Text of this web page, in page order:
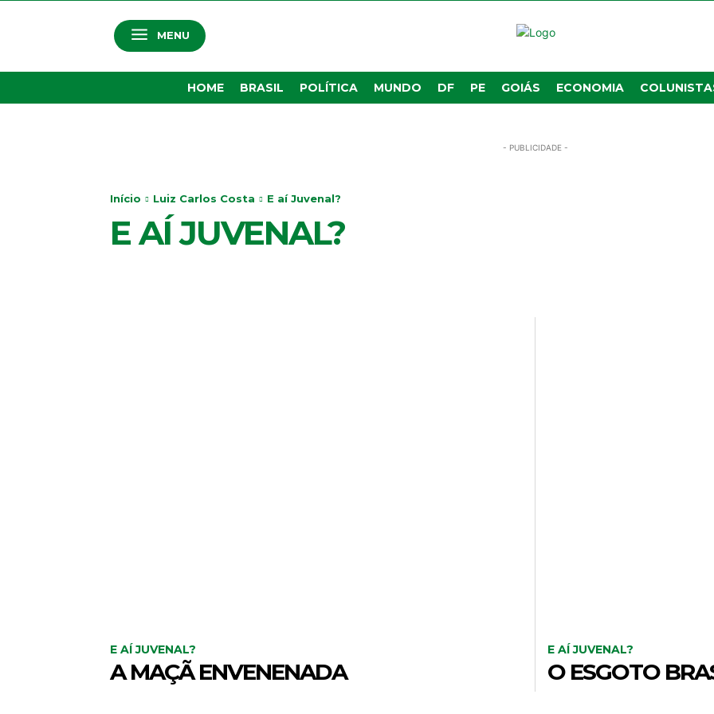
MENU
HOME BRASIL POLÍTICA MUNDO DF PE GOIÁS ECONOMIA
- PUBLICIDADE -
Início Luiz Carlos Costa E aí Juvenal?
E AÍ JUVENAL?
E AÍ JUVENAL?
A MAÇÃ ENVENENADA
E AÍ JUVENAL?
O ESGOTO